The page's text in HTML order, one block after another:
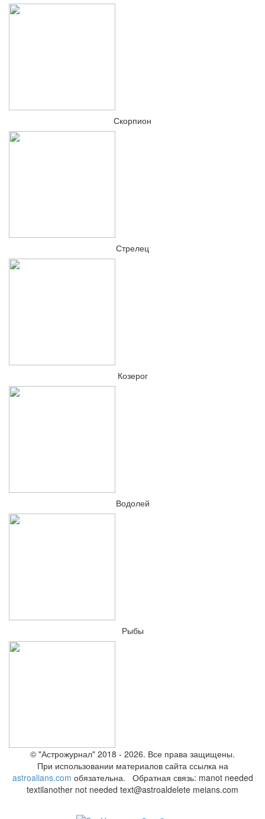
Скорпион
Стрелец
Козерог
Водолей
Рыбы
© "Астрожурнал" 2018 - 2026. Все права защищены.
При использовании материалов сайта ссылка на
astroalians.com обязательна. Обратная связь: manot needed
textilanother not needed text@astroaldelete meians.com